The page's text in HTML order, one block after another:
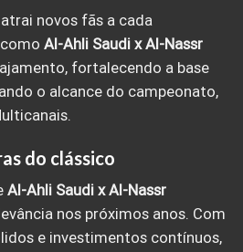
novos fãs a cada
Al-Ahli Saudi x Al-Nassr
fortalecendo a base
o alcance do campeonato,
do clássico
Al-Ahli Saudi x Al-Nassr
nos próximos anos. Com
e investimentos contínuos,